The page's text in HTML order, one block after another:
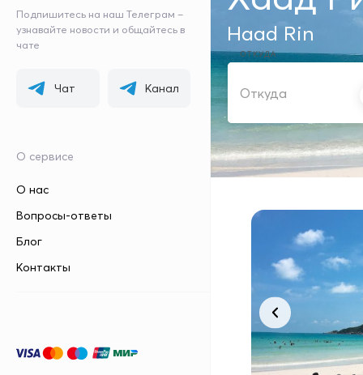
Подпишитесь на наш Телеграм –
узнавайте новости и общайтесь в
чате
Чат Канал
О сервисе
О нас
Вопросы-ответы
Блог
Контакты
Haad Rin